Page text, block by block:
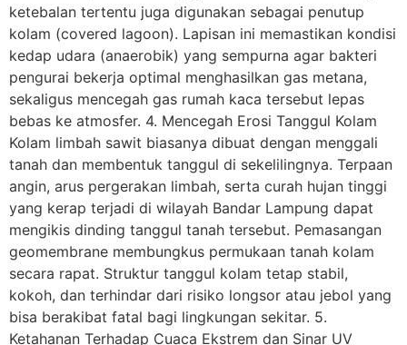
ketebalan tertentu juga digunakan sebagai penutup
kolam (covered lagoon). Lapisan ini memastikan kondisi
kedap udara (anaerobik) yang sempurna agar bakteri
pengurai bekerja optimal menghasilkan gas metana,
sekaligus mencegah gas rumah kaca tersebut lepas
bebas ke atmosfer. 4. Mencegah Erosi Tanggul Kolam
Kolam limbah sawit biasanya dibuat dengan menggali
tanah dan membentuk tanggul di sekelilingnya. Terpaan
angin, arus pergerakan limbah, serta curah hujan tinggi
yang kerap terjadi di wilayah Bandar Lampung dapat
mengikis dinding tanggul tanah tersebut. Pemasangan
geomembrane membungkus permukaan tanah kolam
secara rapat. Struktur tanggul kolam tetap stabil,
kokoh, dan terhindar dari risiko longsor atau jebol yang
bisa berakibat fatal bagi lingkungan sekitar. 5.
Ketahanan Terhadap Cuaca Ekstrem dan Sinar UV